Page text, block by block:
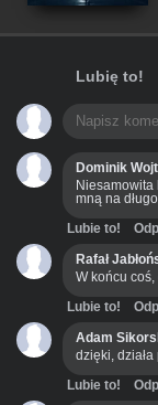
Lubię to!
Dominik
Niesamowita
mną na długo
Lubie to!
Rafał
W końcu
Lubie to!
Adam
dzięki,
Lubie to!